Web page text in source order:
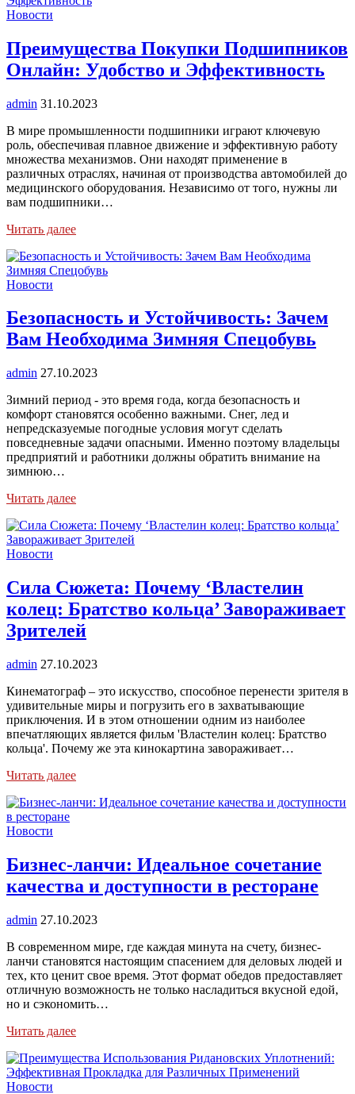
Новости
Преимущества Покупки Подшипников
Онлайн: Удобство и Эффективность
admin 31.10.2023
В мире промышленности подшипники играют ключевую
роль, обеспечивая плавное движение и эффективную работу
множества механизмов. Они находят применение в
различных отраслях, начиная от производства автомобилей до
медицинского оборудования. Независимо от того, нужны ли
вам подшипники…
Читать далее
Новости
Безопасность и Устойчивость: Зачем
Вам Необходима Зимняя Спецобувь
admin 27.10.2023
Зимний период - это время года, когда безопасность и
комфорт становятся особенно важными. Снег, лед и
непредсказуемые погодные условия могут сделать
повседневные задачи опасными. Именно поэтому владельцы
предприятий и работники должны обратить внимание на
зимнюю…
Читать далее
Новости
Сила Сюжета: Почему ‘Властелин
колец: Братство кольца’ Завораживает
Зрителей
admin 27.10.2023
Кинематограф – это искусство, способное перенести зрителя в
удивительные миры и погрузить его в захватывающие
приключения. И в этом отношении одним из наиболее
впечатляющих является фильм 'Властелин колец: Братство
кольца'. Почему же эта кинокартина завораживает…
Читать далее
Новости
Бизнес-ланчи: Идеальное сочетание
качества и доступности в ресторане
admin 27.10.2023
В современном мире, где каждая минута на счету, бизнес-
ланчи становятся настоящим спасением для деловых людей и
тех, кто ценит свое время. Этот формат обедов предоставляет
отличную возможность не только насладиться вкусной едой,
но и сэкономить…
Читать далее
Новости